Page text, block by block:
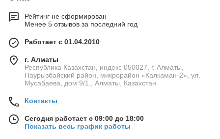
Рейтинг не сформирован
Менее 5 отзывов за последний год
Работает с 01.04.2010
г. Алматы
Республика Казахстан, индекс 050027, г. Алматы,
Наурызбайский район, микрорайон «Калкаман-2», ул.
Мусабаева, дом 9/1., Алматы, Казахстан
Контакты
Сегодня работает с 09:00 до 18:00
Показать весь график работы